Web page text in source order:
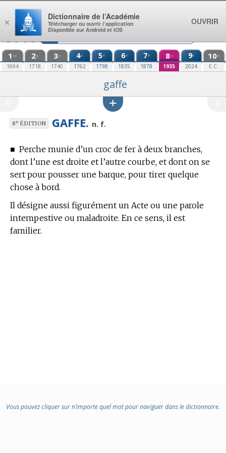
Aller au contenu
1 re
1694
2e
1718
3e
1740
4e
1762
5e
1798
6e
1835
7e
1878
8e
1935
9e
2024
10e
E.C.
gaffe
8eÉDITION GAFFE. n. f.
■ Perche munie d’un croc de fer à deux branches,
dont l’une est droite et l’autre courbe, et dont on se
sert pour pousser une barque, pour tirer quelque
chose à bord.
Il désigne aussi figurément un Acte ou une parole
intempestive ou maladroite. En ce sens, il est
familier.
Vous pouvez cliquer sur n’importe quel mot pour naviguer dans le dictionnaire.
×
Dictionnaire de l’Académie
Télécharger ou ouvrir l’application
Disponible sur Android et iOS
OUVRIR